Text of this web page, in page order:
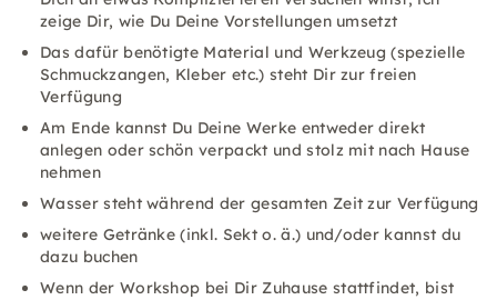
zeige Dir, wie Du Deine Vorstellungen umsetzt
Das dafür benötigte Material und Werkzeug (spezielle
Schmuckzangen, Kleber etc.) steht Dir zur freien
Verfügung
Am Ende kannst Du Deine Werke entweder direkt
anlegen oder schön verpackt und stolz mit nach Hause
nehmen
Wasser steht während der gesamten Zeit zur Verfügung
weitere Getränke (inkl. Sekt o. ä.) und/oder kannst du
dazu buchen
Wenn der Workshop bei Dir Zuhause stattfindet, bist